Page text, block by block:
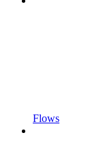
Flows